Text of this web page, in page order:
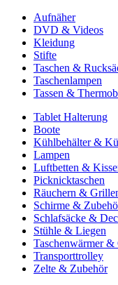
Aufnäher
DVD & Videos
Kleidung
Stifte
Taschen &
Taschenlampen
Tassen &
Tablet Halterung
Boote
Kühlbehälter &
Lampen
Luftbetten &
Picknicktaschen
Räuchern &
Schirme &
Schlafsäcke &
Stühle & Liegen
Taschenwärmer &
Transporttrolley
Zelte & Zubehör